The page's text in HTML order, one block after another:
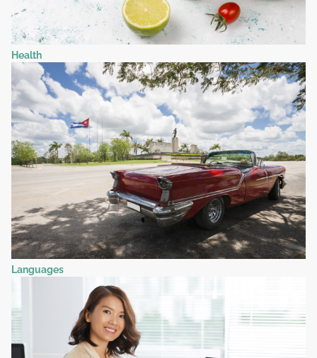
Health
Languages